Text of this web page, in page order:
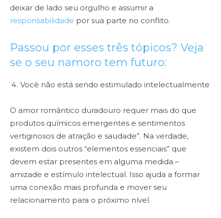
deixar de lado seu orgulho e assumir a
responsabilidade por sua parte no conflito.
Passou por esses três tópicos? Veja
se o seu namoro tem futuro:
Você não está sendo estimulado intelectualmente
O amor romântico duradouro requer mais do que
produtos químicos emergentes e sentimentos
vertiginosos de atração e saudade”. Na verdade,
existem dois outros “elementos essenciais” que
devem estar presentes em alguma medida –
amizade e estímulo intelectual. Isso ajuda a formar
uma conexão mais profunda e mover seu
relacionamento para o próximo nível.